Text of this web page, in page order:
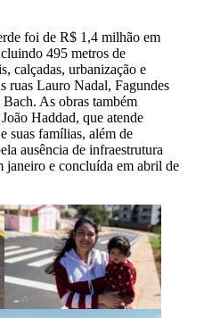
foi de R$ 1,4 milhão em
495 metros de
calçadas, urbanização e
ruas Lauro Nadal, Fagundes
As obras também
Haddad, que atende
suas famílias, além de
ausência de infraestrutura
janeiro e concluída em abril de